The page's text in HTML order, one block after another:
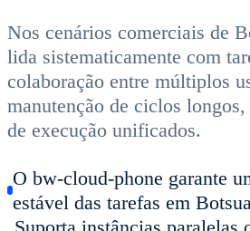
Nos cenários comerciais de
lida sistematicamente com
colaboração entre múltiplos
manutenção de ciclos
de execução unificados.
O bw-cloud-phone garante
estável das tarefas em